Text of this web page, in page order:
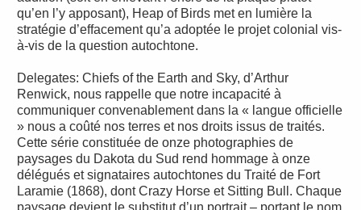
qu’en l’y apposant), Heap of Birds met en lumière la
stratégie d’effacement qu’a adoptée le projet colonial vis-
à-vis de la question autochtone.
Delegates: Chiefs of the Earth and Sky, d’Arthur
Renwick, nous rappelle que notre incapacité à
communiquer convenablement dans la « langue officielle
» nous a coûté nos terres et nos droits issus de traités.
Cette série constituée de onze photographies de
paysages du Dakota du Sud rend hommage à onze
délégués et signataires autochtones du Traité de Fort
Laramie (1868), dont Crazy Horse et Sitting Bull. Chaque
paysage devient le substitut d’un portrait – portant le nom